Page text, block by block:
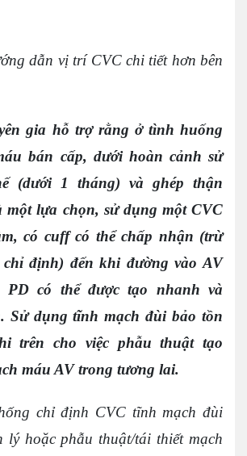
dẫn vị trí CVC chi tiết hơn bên
gia hỗ trợ rằng ở tình huống
bán cấp, dưới hoàn cảnh sử
(dưới 1 tháng) và ghép thận
một lựa chọn, sử dụng một CVC
có cuff có thể chấp nhận (trừ
định) đến khi đường vào AV
PD có thể được tạo nhanh và
Sử dụng tĩnh mạch đùi bảo tồn
trên cho việc phẫu thuật tạo
máu AV trong tương lai.
chỉ định CVC tĩnh mạch đùi
lý hoặc phẫu thuật/tái thiết mạch